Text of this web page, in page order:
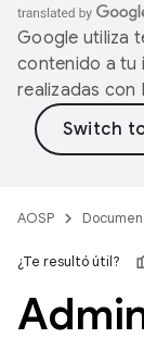
Google utiliza
contenido a tu
realizadas con
AOSP
¿Te resultó útil?